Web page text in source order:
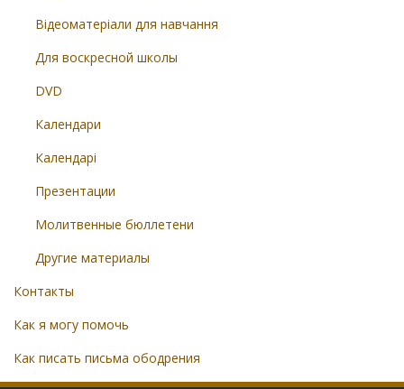
Відеоматеріали для навчання
Для воскресной школы
DVD
Календари
Календарі
Презентации
Молитвенные бюллетени
Другие материалы
Контакты
Как я могу помочь
Как писать письма ободрения